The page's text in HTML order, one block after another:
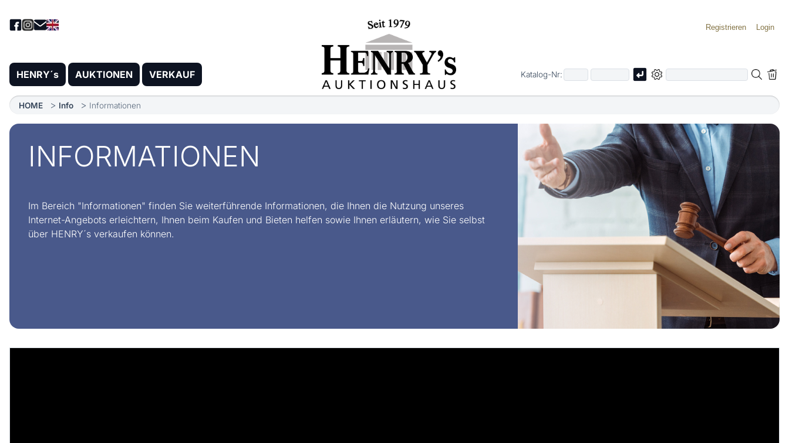
Registrieren Login
HENRY´s AUKTIONEN VERKAUF Katalog-Nr:
HOME Info Informationen
INFORMATIONEN
Im Bereich "Informationen" finden Sie weiterführende Informationen, die Ihnen die Nutzung unseres
Internet-Angebots erleichtern, Ihnen beim Kaufen und Bieten helfen sowie Ihnen erläutern, wie Sie selbst
über HENRY´s verkaufen können.